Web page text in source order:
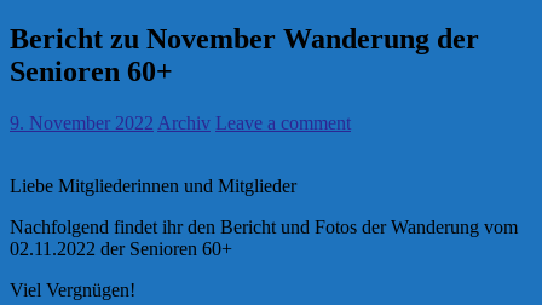
Bericht zu November Wanderung der
Senioren 60+
9. November 2022 Archiv Leave a comment
Liebe Mitgliederinnen und Mitglieder
Nachfolgend findet ihr den Bericht und Fotos der Wanderung vom
02.11.2022 der Senioren 60+
Viel Vergnügen!